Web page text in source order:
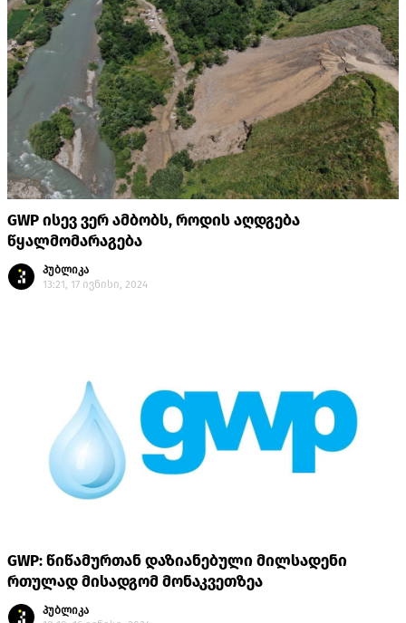
GWP ისევ ვერ ამბობს, როდის აღდგება
წყალმომარაგება
პუბლიკა
13:21, 17 ივნისი, 2024
GWP: წიწამურთან დაზიანებული მილსადენი
რთულად მისადგომ მონაკვეთზეა
პუბლიკა